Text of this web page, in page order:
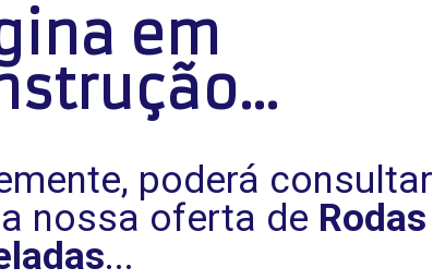
em
poderá consultar
nossa oferta de Rodas
...